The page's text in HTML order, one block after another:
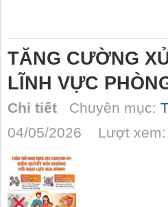
TĂNG CƯỜNG
LĨNH VỰC
Chi tiết Chuyên mục:
04/05/2026 Lượt xem: